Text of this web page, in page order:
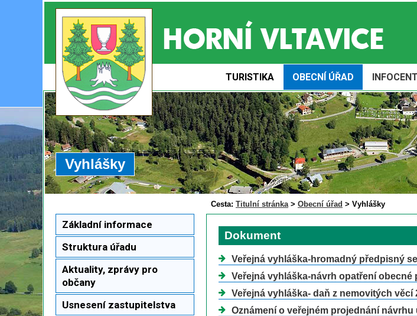
TURISTIKA OBECNÍ ÚŘAD
Vyhlášky
Cesta: Titulní stránka> Obecní úřad > Vyhlášky
Základní informace
Struktura úřadu
Aktuality, zprávy pro
občany
Usnesení zastupitelstva
Dokument
Veřejná vyhláška-hromadný předpisný
Veřejná vyhláška-návrh opatření obecné
Veřejná vyhláška- daň z nemovitých věcí
Oznámení o veřejném projednání